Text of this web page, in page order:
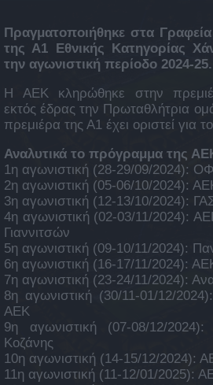
Πραγματοποιήθηκε στα
της Α1 Εθνικής Κατηγορίας
την αγωνιστική περίοδο 2024-25.
Η ΑΕΚ κληρώθηκε στην
εκτός έδρας την Πρωταθλήτρια
πρεμιέρα της Α1 έχει οριστεί για
Αναλυτικά το πρόγραμμα της
1η αγωνιστική (28-29/09/2024):
2η αγωνιστική (05-06/10/2024):
3η αγωνιστική (12-13/10/2024):
4η αγωνιστική (02-03/11/2024):
Γιαννιτσών
5η αγωνιστική (09-10/11/2024):
6η αγωνιστική (16-17/11/2024):
7η αγωνιστική (23-24/11/2024):
8η αγωνιστική (30/11-01/12/
ΑΕΚ
9η αγωνιστική (07-08/12/
Κοζάνης
10η αγωνιστική (14-15/12/2024):
11η αγωνιστική (11-12/01/2025):